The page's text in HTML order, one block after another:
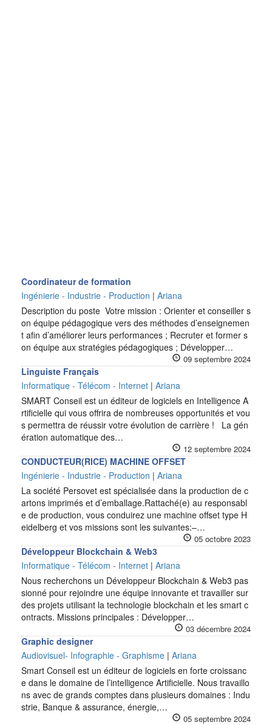
Coordinateur de formation
Ingénierie - Industrie - Production | Ariana
Description du poste Votre mission : Orienter et conseiller s
on équipe pédagogique vers des méthodes d’enseignemen
t afin d’améliorer leurs performances ; Recruter et former s
on équipe aux stratégies pédagogiques ; Développer…
09 septembre 2024
Linguiste Français
Informatique - Télécom - Internet | Ariana
SMART Conseil est un éditeur de logiciels en Intelligence A
rtificielle qui vous offrira de nombreuses opportunités et vou
s permettra de réussir votre évolution de carrière ! La gén
ération automatique des…
12 septembre 2024
CONDUCTEUR(RICE) MACHINE OFFSET
Ingénierie - Industrie - Production | Ariana
La société Persovet est spécialisée dans la production de c
artons imprimés et d’emballage.Rattaché(e) au responsabl
e de production, vous conduirez une machine offset type H
eidelberg et vos missions sont les suivantes:–…
05 octobre 2023
Développeur Blockchain & Web3
Informatique - Télécom - Internet | Ariana
Nous recherchons un Développeur Blockchain & Web3 pas
sionné pour rejoindre une équipe innovante et travailler sur
des projets utilisant la technologie blockchain et les smart c
ontracts. Missions principales : Développer…
03 décembre 2024
Graphic designer
Audiovisuel- Infographie - Graphisme | Ariana
Smart Conseil est un éditeur de logiciels en forte croissanc
e dans le domaine de l’intelligence Artificielle. Nous travaillo
ns avec de grands comptes dans plusieurs domaines : Indu
strie, Banque & assurance, énergie,…
05 septembre 2024